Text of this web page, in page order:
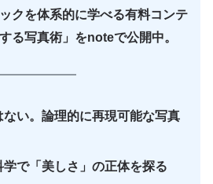
クを体系的に学べる有料コンテ
る写真術」をnoteで公開中。
ない。論理的に再現可能な写真
で「美しさ」の正体を探る